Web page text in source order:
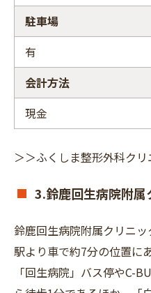
駐車場
有
会計方法
現金
＞＞ふくしま整形外科ク
3.鈴鹿回生病院附属
鈴鹿回生病院附属クリニッ
駅より車で約7分の位置に
「回生病院」バス停やC-